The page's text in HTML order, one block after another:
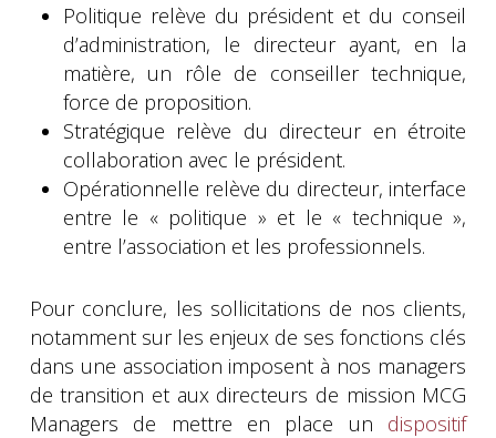
Politique relève du président et du conseil
d’administration, le directeur ayant, en la
matière, un rôle de conseiller technique,
force de proposition.
Stratégique relève du directeur en étroite
collaboration avec le président.
Opérationnelle relève du directeur, interface
entre le « politique » et le « technique »,
entre l’association et les professionnels.
Pour conclure, les sollicitations de nos clients,
notamment sur les enjeux de ses fonctions clés
dans une association imposent à nos managers
de transition et aux directeurs de mission MCG
Managers de mettre en place un dispositif